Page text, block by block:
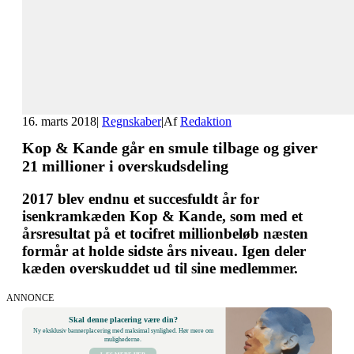
16. marts 2018| Regnskaber|AfRedaktion
Kop & Kande går en smule tilbage og giver
21 millioner i overskudsdeling
2017 blev endnu et succesfuldt år for
isenkramkæden Kop & Kande, som med et
årsresultat på et tocifret millionbeløb næsten
formår at holde sidste års niveau. Igen deler
kæden overskuddet ud til sine medlemmer.
ANNONCE
Skal denne placering være din?
Ny eksklusiv bannerplacering med maksimal synlighed. Hør mere om
mulighederne.